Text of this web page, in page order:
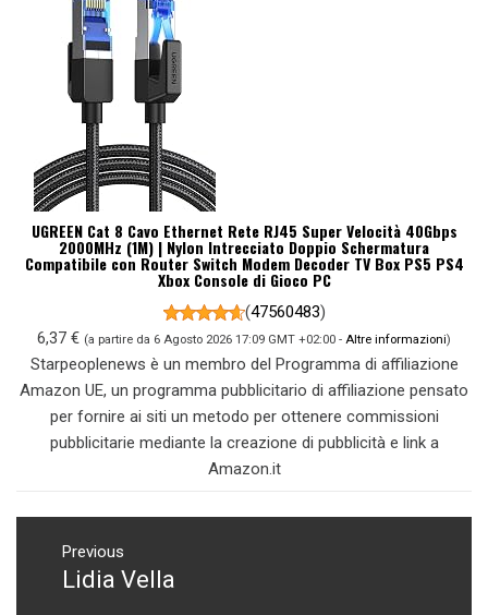
UGREEN Cat 8 Cavo Ethernet Rete RJ45 Super Velocità 40Gbps
2000MHz (1M) | Nylon Intrecciato Doppio Schermatura
Compatibile con Router Switch Modem Decoder TV Box PS5 PS4
Xbox Console di Gioco PC
(47560483)
6,37 € (a partire da 6 Agosto 2026 17:09 GMT +02:00 - Altre informazioni)
Starpeoplenews è un membro del Programma di affiliazione
Amazon UE, un programma pubblicitario di affiliazione pensato
per fornire ai siti un metodo per ottenere commissioni
pubblicitarie mediante la creazione di pubblicità e link a
Amazon.it
Navigazione
articoli
Previous
Previous
Lidia Vella